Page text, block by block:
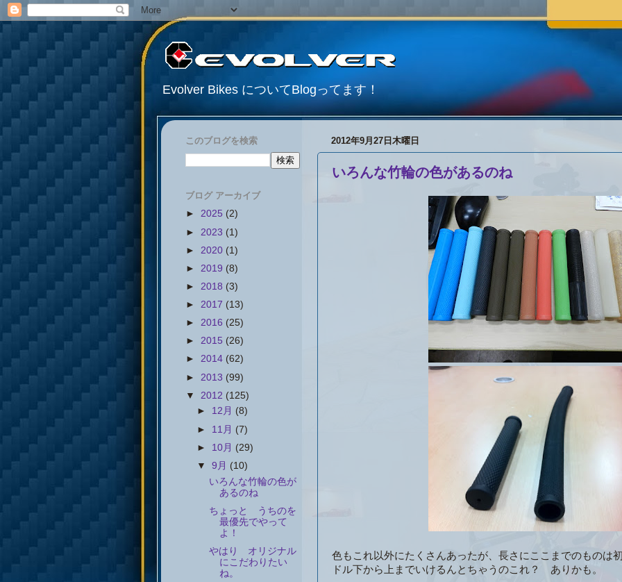
Evolver Bikes についてBlogってます！
2012年9月27日木曜日
いろんな竹輪の色があるのね
色もこれ以外にたくさんあったが、長さにここまでのもの
ドル下から上までいけるんとちゃうのこれ？ ありかも。
このブログを検索
ブログ アーカイブ
► 2025 (2)
► 2023 (1)
► 2020 (1)
► 2019 (8)
► 2018 (3)
► 2017 (13)
► 2016 (25)
► 2015 (26)
► 2014 (62)
► 2013 (99)
▼ 2012 (125)
► 12月 (8)
► 11月 (7)
► 10月 (29)
▼9月 (10)
いろんな竹輪の色が
あるのね
ちょっと うちのを
最優先でやって
よ！
やはり オリジナル
にこだわりたい
ね。